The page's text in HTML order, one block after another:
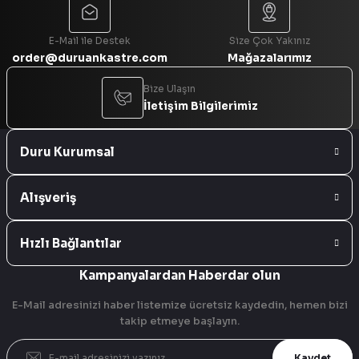
E-Mail ile Destek
order@duruankastre.com
Size Çok Yakınız
Mağazalarımız
Bize Ulaşın
İletişim Bilgilerimiz
Duru Kurumsal
Alışveriş
Hızlı Bağlantılar
Kampanyalardan Haberdar olun
E-Mail adresinizi haber listemize ücretsiz kaydedin, hemen bizi
takip etmeye başlayın.